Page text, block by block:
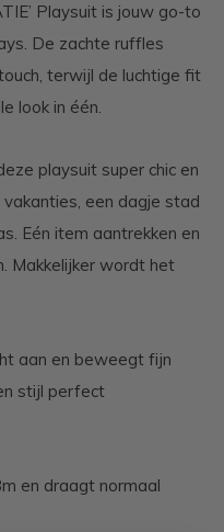
Playsuit is jouw go-to
De zachte ruffles
terwijl de luchtige fit
look in één.
playsuit super chic en
een dagje stad
Eén item aantrekken en
Makkelijker wordt het
aan en beweegt fijn
stijl perfect
en draagt normaal